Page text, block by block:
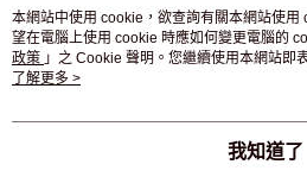
熱門標籤
熱銷排行
本網站中使用 cookie，欲查詢有關本網站使
望在電腦上使用 cookie 時應如何變更電腦的
政策 」之 Cookie 聲明。您繼續使用本網站即
條款之 Cookie 聲明使用 cookie。
了解更多 >
我知道了